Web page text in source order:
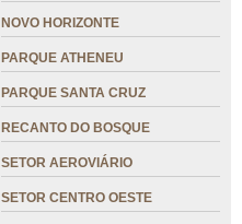
NOVO HORIZONTE
PARQUE ATHENEU
PARQUE SANTA CRUZ
RECANTO DO BOSQUE
SETOR AEROVIÁRIO
SETOR CENTRO OESTE